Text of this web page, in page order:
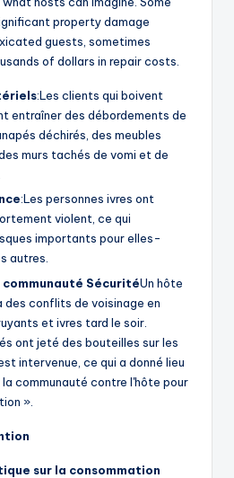
property damage
guests, sometimes
of dollars in repair costs.
:Les clients qui boivent
entraîner des débordements de
déchirés, des meubles
murs tachés de vomi et de
:Les personnes ivres ont
violent, ce qui
importants pour elles-
autres.
SécuritéUn hôte
conflits de voisinage en
et ivres tard le soir.
ont jeté des bouteilles sur les
intervenue, ce qui a donné lieu
communauté contre l'hôte pour
».
sur la consommation